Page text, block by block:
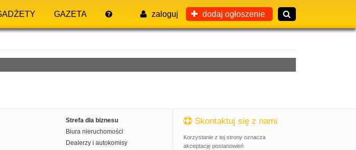
GAZETA zaloguj dodaj ogłoszenie
Strefa dla biznesu
Biura nieruchomości
Dealerzy i autokomisy
Skontaktuj się z nami
Korzystanie z tej strony oznacza
akceptację postanowień